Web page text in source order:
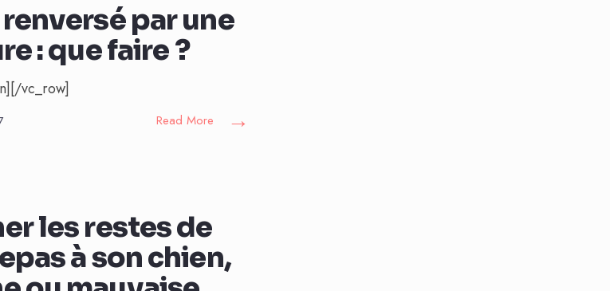
par une
: que faire ?
vc_row]
Read More →
les restes de
à son chien,